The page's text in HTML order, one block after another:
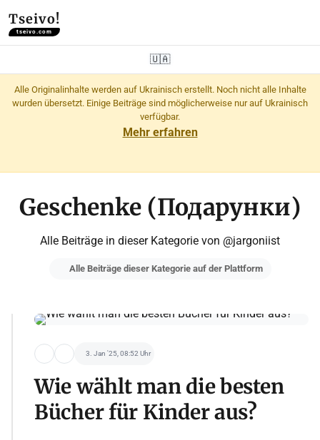
Tseivo!
tseivo.com
🇺🇦
Alle Originalinhalte werden auf Ukrainisch erstellt. Noch nicht alle Inhalte
wurden übersetzt. Einige Beiträge sind möglicherweise nur auf Ukrainisch
verfügbar.
Mehr erfahren
Geschenke (Подарунки)
Alle Beiträge in dieser Kategorie von @jargoniist
Alle Beiträge dieser Kategorie auf der Plattform
3. Jan '25, 08:52 Uhr
Wie wählt man die besten
Bücher für Kinder aus?